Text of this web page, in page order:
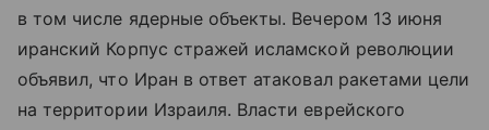
в том числе ядерные объекты. Вечером 13 июня
иранский Корпус стражей исламской революции
объявил, что Иран в ответ атаковал ракетами цели
на территории Израиля. Власти еврейского